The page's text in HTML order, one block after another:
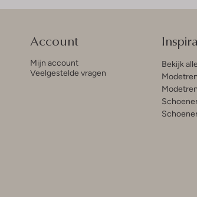
Account
Mijn account
Veelgestelde vragen
Bekijk